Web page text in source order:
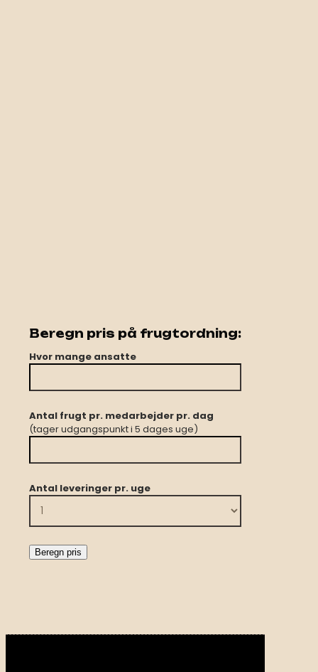
Beregn pris på frugtordning:
Hvor mange ansatte
Antal frugt pr. medarbejder pr. dag
(tager udgangspunkt i 5 dages uge)
Antal leveringer pr. uge
Beregn pris